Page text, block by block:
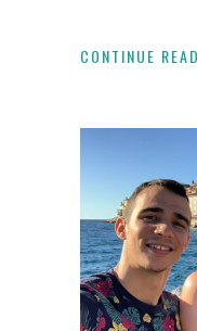
CONTINUE